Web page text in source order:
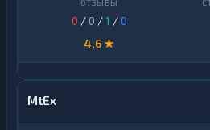
0 / 0 /1 /0
4,6 ★
MtEx